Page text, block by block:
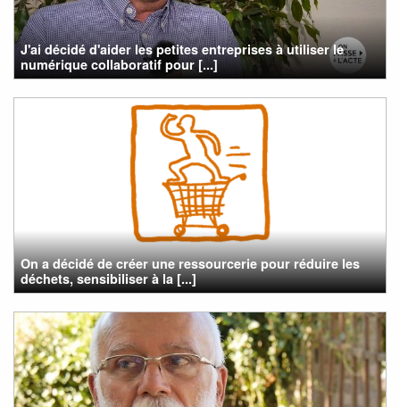
J'ai décidé d'aider les petites entreprises à utiliser le
numérique collaboratif pour [...]
On a décidé de créer une ressourcerie pour réduire les
déchets, sensibiliser à la [...]